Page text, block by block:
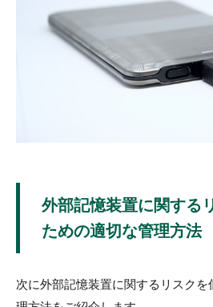
外部記憶装置に関する
ための適切な管理方法
次に外部記憶装置に関するリスク